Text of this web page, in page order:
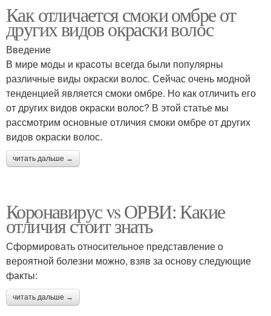
Как отличается смоки омбре от
других видов окраски волос
Введение
В мире моды и красоты всегда были популярны
различные виды окраски волос. Сейчас очень модной
тенденцией является смоки омбре. Но как отличить его
от других видов окраски волос? В этой статье мы
рассмотрим основные отличия смоки омбре от других
видов окраски волос.
читать дальше →
Коронавирус vs ОРВИ: Какие
отличия стоит знать
Сформировать относительное представление о
вероятной болезни можно, взяв за основу следующие
факты:
читать дальше →